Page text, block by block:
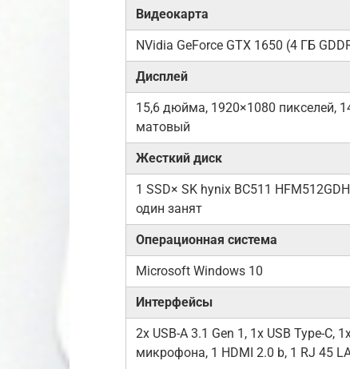
Видеокарта
NVidia GeForce GTX 1650 (4 ГБ
Дисплей
15,6 дюйма, 1920×1080 пикселей,
матовый
Жесткий диск
1 SSD× SK hynix BC511
один занят
Операционная система
Microsoft Windows 10
Интерфейсы
2x USB-А 3.1 Gen 1, 1x USB Type-
микрофона, 1 HDMI 2.0 b, 1 RJ 45